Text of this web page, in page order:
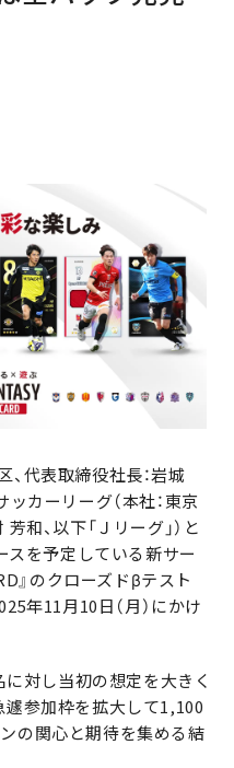
代表取締役社長：岩城
カーリーグ（本社：東京
和、以下「Ｊリーグ」）と
スを予定している新サー
』のクローズドβテスト
年11月10日（月）にかけ
対し当初の想定を大きく
遽参加枠を拡大して1,100
の関心と期待を集める結